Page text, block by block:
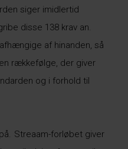
siger imidlertid
disse 138 krav an.
af hinanden, så
rækkefølge, der giver
og i forhold til
Streaam-forløbet giver